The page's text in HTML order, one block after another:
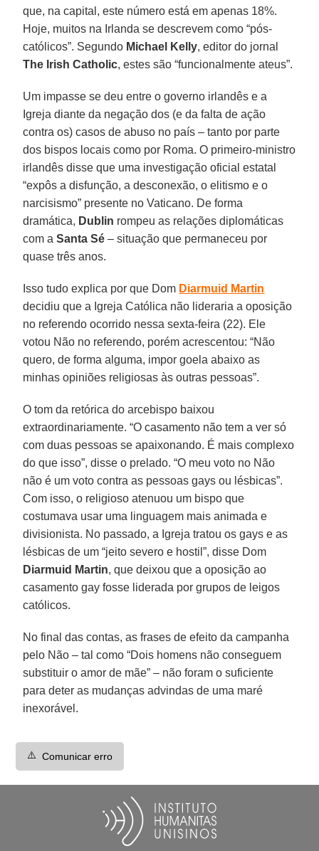
que, na capital, este número está em apenas 18%.
Hoje, muitos na Irlanda se descrevem como “pós-
católicos”. Segundo Michael Kelly, editor do jornal
The Irish Catholic, estes são “funcionalmente ateus”.
Um impasse se deu entre o governo irlandês e a
Igreja diante da negação dos (e da falta de ação
contra os) casos de abuso no país – tanto por parte
dos bispos locais como por Roma. O primeiro-ministro
irlandês disse que uma investigação oficial estatal
“expôs a disfunção, a desconexão, o elitismo e o
narcisismo” presente no Vaticano. De forma
dramática, Dublin rompeu as relações diplomáticas
com aSanta Sé – situação que permaneceu por
quase três anos.
Isso tudo explica por que Dom Diarmuid Martin
decidiu que a Igreja Católica não lideraria a oposição
no referendo ocorrido nessa sexta-feira (22). Ele
votou Não no referendo, porém acrescentou: “Não
quero, de forma alguma, impor goela abaixo as
minhas opiniões religiosas às outras pessoas”.
O tom da retórica do arcebispo baixou
extraordinariamente. “O casamento não tem a ver só
com duas pessoas se apaixonando. É mais complexo
do que isso”, disse o prelado. “O meu voto no Não
não é um voto contra as pessoas gays ou lésbicas”.
Com isso, o religioso atenuou um bispo que
costumava usar uma linguagem mais animada e
divisionista. No passado, a Igreja tratou os gays e as
lésbicas de um “jeito severo e hostil”, disse Dom
Diarmuid Martin, que deixou que a oposição ao
casamento gay fosse liderada por grupos de leigos
católicos.
No final das contas, as frases de efeito da campanha
pelo Não – tal como “Dois homens não conseguem
substituir o amor de mãe” – não foram o suficiente
para deter as mudanças advindas de uma maré
inexorável.
⚠️ Comunicar erro